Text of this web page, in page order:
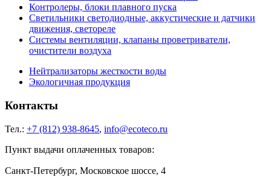
Контролеры, блоки плавного пуска
Светильники светодиодные, аккустические и датчики
движения, светореле
Системы вентиляции, клапаны проветриватели,
очистители воздуха
Нейтрализаторы жесткости воды
Экологичная продукция
Контакты
Тел.: +7 (812) 938-8645, info@ecoteco.ru
Пункт выдачи оплаченных товаров:
Санкт-Петербург, Московское шоссе, 4